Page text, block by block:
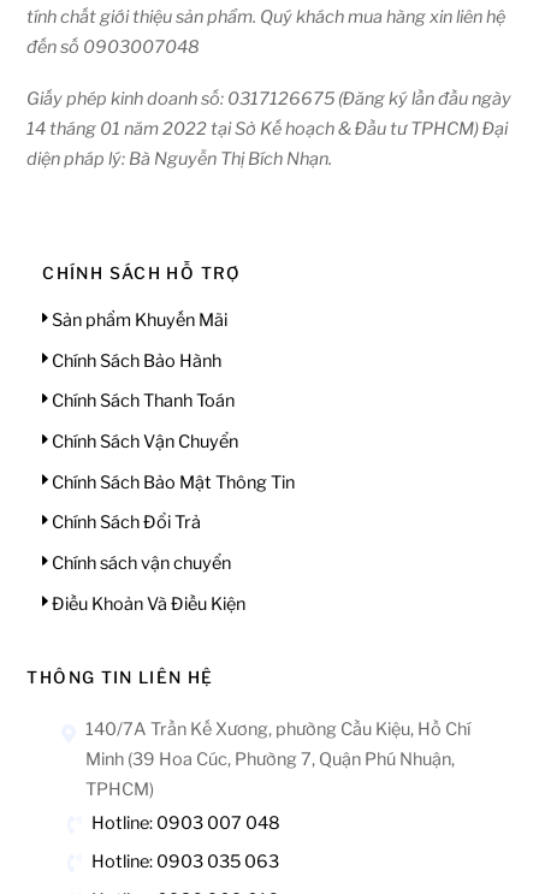
tính chất giới thiệu sản phẩm. Quý khách mua hàng xin liên hệ
đến số 0903007048
Giấy phép kinh doanh số: 0317126675 (Đăng ký lần đầu ngày
14 tháng 01 năm 2022 tại Sở Kế hoạch & Đầu tư TPHCM) Đại
diện pháp lý: Bà Nguyễn Thị Bích Nhạn.
CHÍNH SÁCH HỖ TRỢ
Sản phẩm Khuyến Mãi
Chính Sách Bảo Hành
Chính Sách Thanh Toán
Chính Sách Vận Chuyển
Chính Sách Bảo Mật Thông Tin
Chính Sách Đổi Trả
Chính sách vận chuyển
Điều Khoản Và Điều Kiện
THÔNG TIN LIÊN HỆ
140/7A Trần Kế Xương, phường Cầu Kiệu, Hồ Chí
Minh (39 Hoa Cúc, Phường 7, Quận Phú Nhuận,
TPHCM)
Hotline: 0903 007 048
Hotline: 0903 035 063